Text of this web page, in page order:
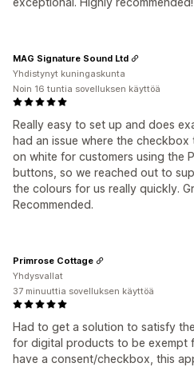
Really easy to set up and does
had an issue where the
on white for customers using the
buttons, so we reached out to
the colours for us really quickly.
Recommended.
MAG Signature Sound Ltd
Yhdistynyt kuningaskunta
Noin 16 tuntia sovelluksen käyttöä
Had to get a solution to satisfy
for digital products to be exempt
have a consent/checkbox, this
Primrose Cottage
Yhdysvallat
37 minuuttia sovelluksen käyttöä